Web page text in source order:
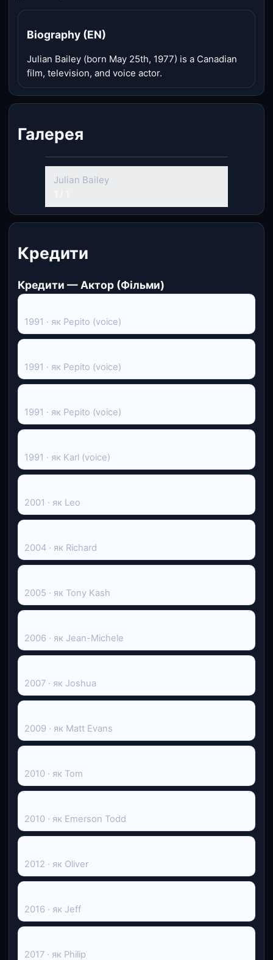
Biography (EN)
Julian Bailey (born May 25th, 1977) is a Canadian
film, television, and voice actor.
Галерея
Julian Bailey
Кредити
Кредити — Актор (Фільми)
1991 · як Pepito (voice)
1991 · як Pepito (voice)
1991 · як Pepito (voice)
1991 · як Karl (voice)
2001 · як Leo
2004 · як Richard
2005 · як Tony Kash
2006 · як Jean-Michele
2007 · як Joshua
2009 · як Matt Evans
2010 · як Tom
2010 · як Emerson Todd
2012 · як Oliver
2016 · як Jeff
2017 · як Philip